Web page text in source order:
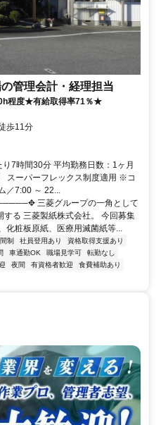
管理会計・経理担当
程度★有給取得率71％★
歩11分
7時間30分 平均勤務日数：1ヶ月
スーパーフレックス制度適用 ※コ
／7:00 ～ 22...
三菱グループの一角として
る 三菱製紙株式会社。 今回募集
化粧板原紙、医療用滅菌紙等...
制 社員登用あり
資格取得支援あり
車通勤OK 職場見学可
転勤なし
夜間 有資格者歓迎
食費補助あり